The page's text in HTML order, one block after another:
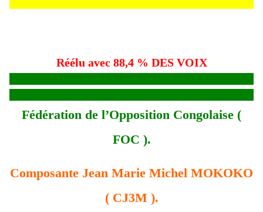
Réélu avec 88,4 % DES VOIX
Fédération de l’Opposition Congolaise (
FOC ).
Composante Jean Marie Michel MOKOKO
( CJ3M ).